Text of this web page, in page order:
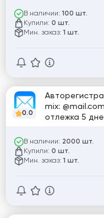
В наличии: 100 шт.
Купили: 0 шт.
Мин. заказ: 1 шт.
0.0
mix:
отлежка 5
В наличии: 2000 шт.
Купили: 0 шт.
Мин. заказ: 1 шт.